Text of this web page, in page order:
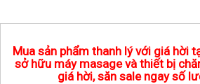
Mua sản phẩm thanh lý với giá hời
sở hữu máy masage và thiết bị
giá hời, săn sale ngay số